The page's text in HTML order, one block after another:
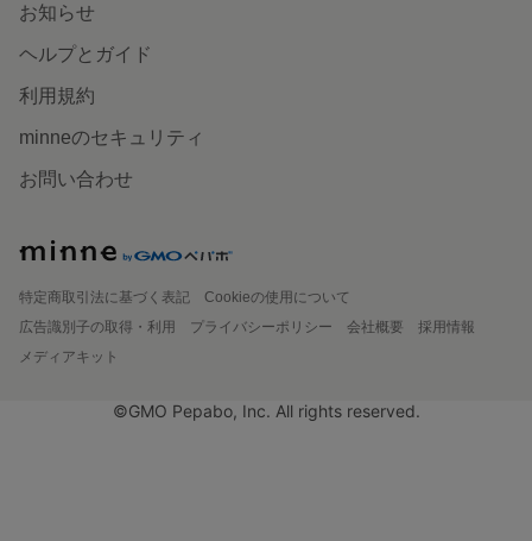
お知らせ
ヘルプとガイド
利用規約
minneのセキュリティ
お問い合わせ
特定商取引法に基づく表記
Cookieの使用について
広告識別子の取得・利用
プライバシーポリシー 会社概要
採用情報
メディアキット
©GMO Pepabo, Inc. All rights reserved.